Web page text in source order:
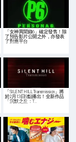
「女神異聞錄6」確定發售！除
了預告影片公開之外，亦發表
了對應平台
「SILENT HILL Transmission」將
於2月13日9點播出！全新作品
「沉默之丘：T…